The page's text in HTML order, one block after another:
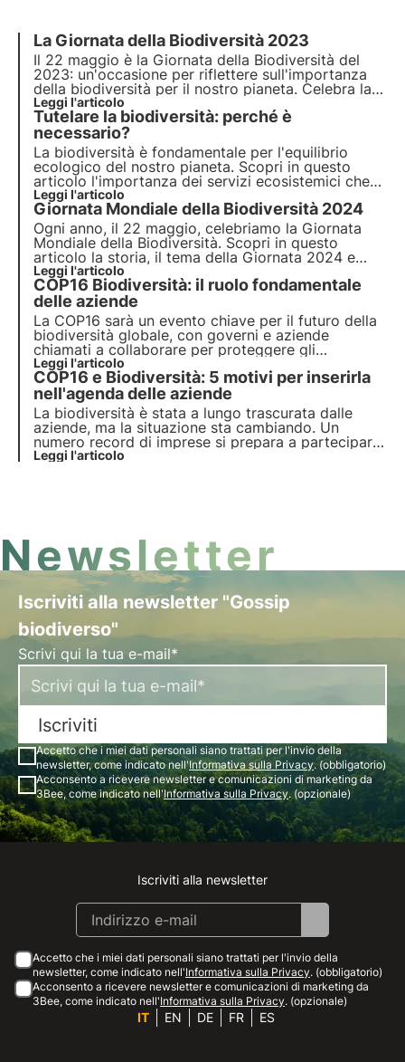
La Giornata della Biodiversità 2023
Il 22 maggio è la Giornata della Biodiversità del
2023: un'occasione per riflettere sull'importanza
della biodiversità per il nostro pianeta. Celebra la
varietà della vita sulla Terra! Leggi il nostro
articolo per saperne di più.
Leggi l'articolo
Tutelare la biodiversità: perché è
necessario?
La biodiversità è fondamentale per l'equilibrio
ecologico del nostro pianeta. Scopri in questo
articolo l'importanza dei servizi ecosistemici che
offre, il costo della sua perdita e le strategie
essenziali per la sua conservazione.
Leggi l'articolo
Giornata Mondiale della Biodiversità 2024
Ogni anno, il 22 maggio, celebriamo la Giornata
Mondiale della Biodiversità. Scopri in questo
articolo la storia, il tema della Giornata 2024 e
l'impegno di 3Bee nel monitoraggio, tutela e
rigenerazione della biodiversità.
Leggi l'articolo
COP16 Biodiversità: il ruolo fondamentale
delle aziende
La COP16 sarà un evento chiave per il futuro della
biodiversità globale, con governi e aziende
chiamati a collaborare per proteggere gli
ecosistemi del pianeta. Scopri in questo articolo il
programma, gli obiettivi e il ruolo fondamentale
delle imprese nella tutela della biodiversità.
Leggi l'articolo
COP16 e Biodiversità: 5 motivi per inserirla
nell'agenda delle aziende
La biodiversità è stata a lungo trascurata dalle
aziende, ma la situazione sta cambiando. Un
numero record di imprese si prepara a partecipare
alla COP16 del 2024. Sono cinque le tendenze
Leggi l'articolo
Newsletter
Iscriviti alla newsletter "Gossip
biodiverso"
Scrivi qui la tua e-mail*
Iscriviti
Accetto che i miei dati personali siano trattati per l'invio della
newsletter, come indicato nell'Informativa sulla Privacy. (obbligatorio)
Acconsento a ricevere newsletter e comunicazioni di marketing da
3Bee, come indicato nell'Informativa sulla Privacy. (opzionale)
Instagram
Facebook
Linkedin
Youtube
Iscriviti alla newsletter
Accetto che i miei dati personali siano trattati per l'invio della
newsletter, come indicato nell'Informativa sulla Privacy. (obbligatorio)
Acconsento a ricevere newsletter e comunicazioni di marketing da
3Bee, come indicato nell'Informativa sulla Privacy. (opzionale)
IT EN DE FR ES